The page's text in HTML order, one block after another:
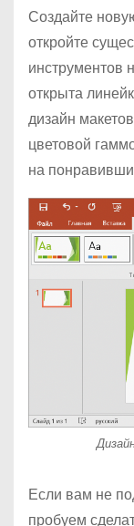
Создайте
откройте
инструментов
открыта
дизайн
цветовой
на
Если вам не
пробуем